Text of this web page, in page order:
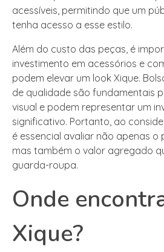
acessíveis, permitindo que um
tenha acesso a esse estilo.
Além do custo das peças, é
investimento em acessórios e
podem elevar um look Xique.
de qualidade são fundamentais
visual e podem representar um
significativo. Portanto, ao
é essencial avaliar não apenas o
mas também o valor agregado
guarda-roupa.
Onde
Xique?